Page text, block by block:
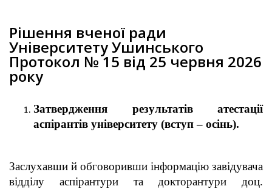
Рішення вченої ради
Університету Ушинського
Протокол № 15 від 25 червня 2026
року
Затвердження результатів атестації
аспірантів університету (вступ – осінь).
Заслухавши й обговоривши інформацію завідувача
відділу аспірантури та докторантури доц.